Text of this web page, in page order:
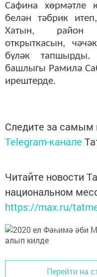
Сафина хөрмәтле
белән тәбрик
Хатын, район
открыткасын,
бүләк
башлыгы Рамилә
ирештерде.
Следите за
Telegram-канале
Читайте новости
национальном
https://max.ru/
Перейти на